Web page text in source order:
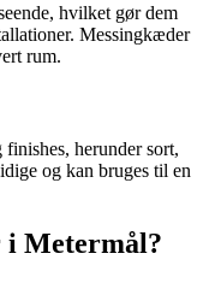
hvilket gør dem
Messingkæder
rum.
herunder sort,
og kan bruges til en
Metermål?